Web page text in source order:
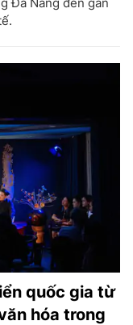
quốc gia từ
hóa trong